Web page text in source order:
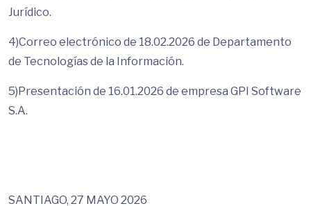
Jurídico.
4)Correo electrónico de 18.02.2026 de Departamento
de Tecnologías de la Información.
5)Presentación de 16.01.2026 de empresa GPI Software
S.A.
SANTIAGO, 27 MAYO 2026